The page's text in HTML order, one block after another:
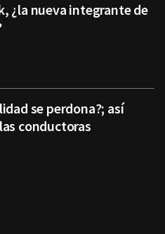
¿la nueva integrante de
se perdona?; así
conductoras